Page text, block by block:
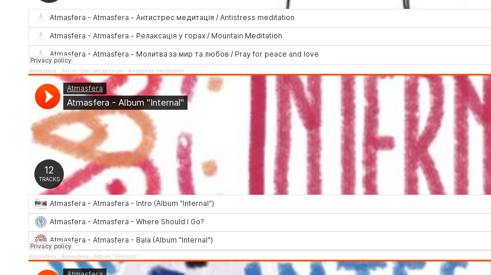
Atmasfera · Антистрес медитація / Аntistress meditation
Atmasfera · Atmasfera - Album "Internal"